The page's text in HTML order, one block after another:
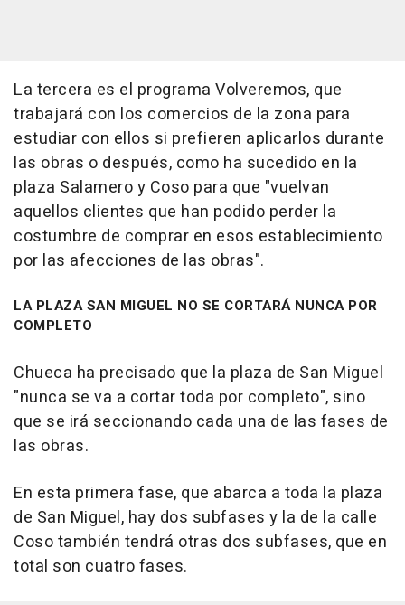
La tercera es el programa Volveremos, que
trabajará con los comercios de la zona para
estudiar con ellos si prefieren aplicarlos durante
las obras o después, como ha sucedido en la
plaza Salamero y Coso para que "vuelvan
aquellos clientes que han podido perder la
costumbre de comprar en esos establecimiento
por las afecciones de las obras".
LA PLAZA SAN MIGUEL NO SE CORTARÁ NUNCA POR
COMPLETO
Chueca ha precisado que la plaza de San Miguel
"nunca se va a cortar toda por completo", sino
que se irá seccionando cada una de las fases de
las obras.
En esta primera fase, que abarca a toda la plaza
de San Miguel, hay dos subfases y la de la calle
Coso también tendrá otras dos subfases, que en
total son cuatro fases.